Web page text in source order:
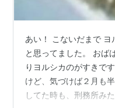
あい！ こないだまで
と思ってました。 おば
りヨルシカのがすきで
けど、気づけば２月も
してた時も、刑務所み